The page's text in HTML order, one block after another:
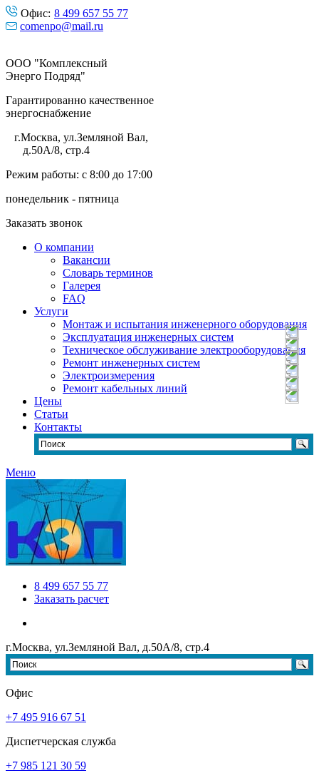
Офис: 8 499 657 55 77
comenpo@mail.ru
ООО "Комплексный
Энерго Подряд"
Гарантированно качественное
энергоснабжение
г.Москва, ул.Земляной Вал,
д.50А/8, стр.4
Режим работы: с 8:00 до 17:00
понедельник - пятница
Заказать звонок
О компании
Вакансии
Словарь терминов
Галерея
FAQ
Услуги
Монтаж и испытания инженерного оборудования
Эксплуатация инженерных систем
Техническое обслуживание электрооборудования
Ремонт инженерных систем
Электроизмерения
Ремонт кабельных линий
Цены
Статьи
Контакты
Меню
8 499 657 55 77
Заказать расчет
г.Москва, ул.Земляной Вал, д.50А/8, стр.4
Офис
+7 495 916 67 51
Диспетчерская служба
+7 985 121 30 59